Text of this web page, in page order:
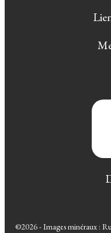
©2026 - Images minéraux :